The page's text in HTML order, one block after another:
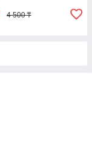
4 500 ₸